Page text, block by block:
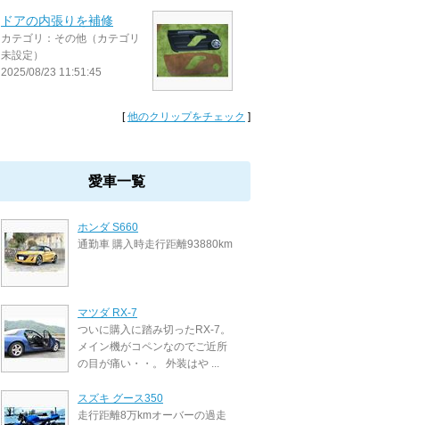
ドアの内張りを補修
カテゴリ：その他（カテゴリ
未設定）
2025/08/23 11:51:45
[他のクリップをチェック ]
愛車一覧
ホンダ S660
通勤車 購入時走行距離93880km
マツダ RX-7
ついに購入に踏み切ったRX-7。
メイン機がコペンなのでご近所
の目が痛い・・。 外装はや ...
スズキ グース350
走行距離8万kmオーバーの過走